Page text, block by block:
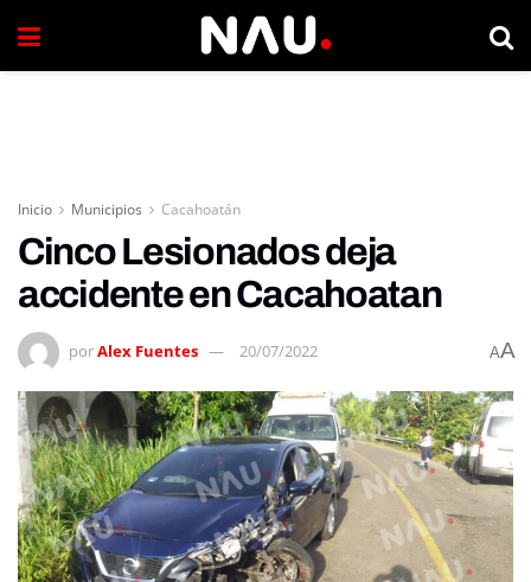
Inicio Municipios Cacahoatán
Cinco Lesionados deja
accidente en Cacahoatan
porAlex Fuentes 20/07/2022 AA